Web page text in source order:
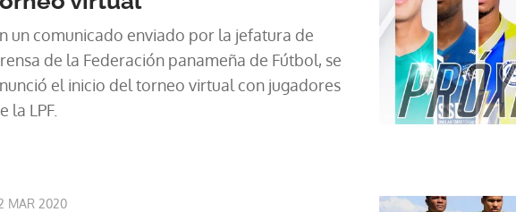
un comunicado enviado por la jefatura de
de la Federación panameña de Fútbol, se
el inicio del torneo virtual con jugadores
la LPF.
MAR 2020